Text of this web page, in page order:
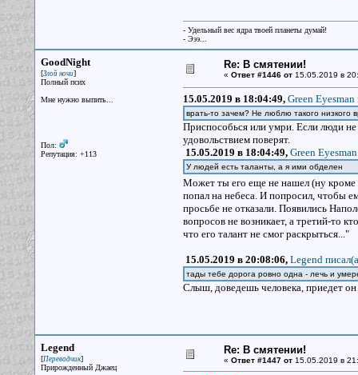
- Удельный вес ядра твоей планеты думай!
- Эээ...
GoodNight
[Злой ночи]
Полный псих
Мне нужно выпить...
Пол:
Репутация: +113
Re: В смятении!
« Ответ #1446 от15.05.2019 в
15.05.2019 в 18:04:49, Green Eyesman
врать-то зачем? Не люблю такого низкого
Приспособься или умри. Если люди
удовольствием поверят.
15.05.2019 в 18:04:49, Green
У людей есть таланты, а я ими обделен
Может ты его еще не нашел (ну кроме
попал на небеса. И попросил, чтобы
просьбе не отказали. Появились
вопросов не возникает, а третий-то
что его талант не смог раскрыться..."
15.05.2019 в 20:08:06, Legend
тады тебе дорога ровно одна - лечь и
Слыш, доведешь человека, приедет он
Legend
[Переводчик]
Прирожденный Джаец
Re: В смятении!
« Ответ #1447 от15.05.2019 в